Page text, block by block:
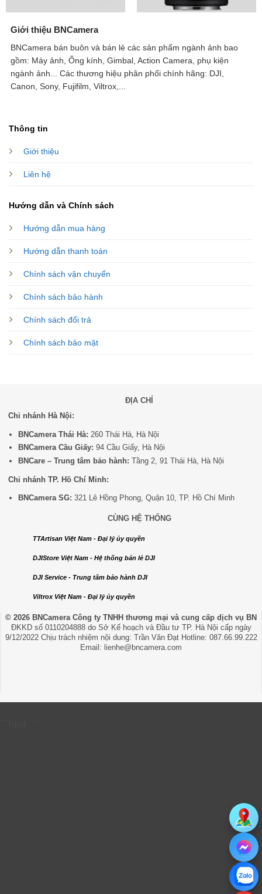
Giới thiệu BNCamera
BNCamera bán buôn và bán lẻ các sản phẩm ngành ảnh bao
gồm: Máy ảnh, Ống kính, Gimbal, Action Camera, phụ kiện
ngành ảnh...
Các thương hiệu phân phối chính hãng: DJI,
Canon, Sony, Fujifilm, Viltrox,...
Thông tin
Giới thiệu
Liên hệ
Hướng dẫn và Chính sách
Hướng dẫn mua hàng
Hướng dẫn thanh toán
Chính sách vận chuyển
Chính sách bảo hành
Chính sách đổi trả
Chính sách bảo mật
ĐỊA CHỈ
Chi nhánh Hà Nội:
BNCamera Thái Hà: 260 Thái Hà, Hà Nội
BNCamera Cầu Giấy: 94 Cầu Giấy, Hà Nội
BNCare – Trung tâm bảo hành: Tầng 2, 91 Thái Hà, Hà Nội
Chi nhánh TP. Hồ Chí Minh:
BNCamera SG: 321 Lê Hồng Phong, Quận 10, TP. Hồ Chí Minh
CÙNG HỆ THỐNG
TTArtisan Việt Nam - Đại lý ủy quyền
DJIStore Việt Nam - Hệ thống bán lẻ DJI
DJI Service - Trung tâm bảo hành DJI
Viltrox Việt Nam - Đại lý ủy quyền
© 2026 BNCamera Công ty TNHH thương mại và cung cấp dịch vụ BN
ĐKKD số 0110204888 do Sở Kế hoạch và Đầu tư TP. Hà Nội cấp ngày
9/12/2022 Chịu trách nhiệm nội dung: Trần Văn Đạt Hotline: 087.66.99.222
Email: lienhe@bncamera.com